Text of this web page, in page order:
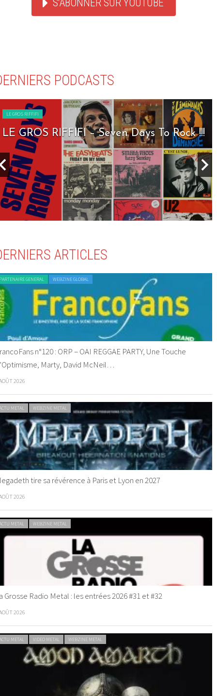
S'ABONNER SUR YOUTUBE
PODCASTS
LE GROS RIFFIFI
LE GROS RIFFIFI – Seven Days To Rock !!!
ARTICLES
GENERAL WEBZINE GLOBAL
n°120 : ORP – OAI REGGAE PARTY, Une Touche
Marty, David McNeil…
2026
METAL WEBZINE METAL
tire sa révérence à Paris et Lyon en 2027
2026
METAL WEBZINE METAL
Grosse Radio Metal : les entrées 2026 #31 et #32
2026
METAL VIDEO METAL WEBZINE METAL